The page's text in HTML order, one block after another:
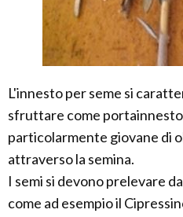
L'innesto per seme si
sfruttare come
particolarmente giovane di
attraverso la semina.
I semi si devono prelevare
come ad esempio il